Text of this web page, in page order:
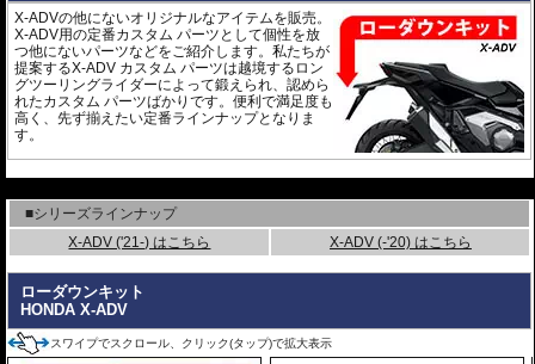
X-ADVの他にないオリジナルなアイテムを販売。
X-ADV用の定番カスタム パーツとして個性を放
つ他にないパーツなどをご紹介します。私たちが
提案するX-ADV カスタム パーツは越境するロン
グツーリングライダーによって鍛えられ、認めら
れたカスタム パーツばかりです。便利で満足度も
高く、先ず揃えたい定番ラインナップとなりま
す。
■シリーズラインナップ
X-ADV ('21-) はこちら
X-ADV (-'20) はこちら
ローダウンキット
HONDA X-ADV
スワイプでスクロール、クリック(タップ)で拡大表示